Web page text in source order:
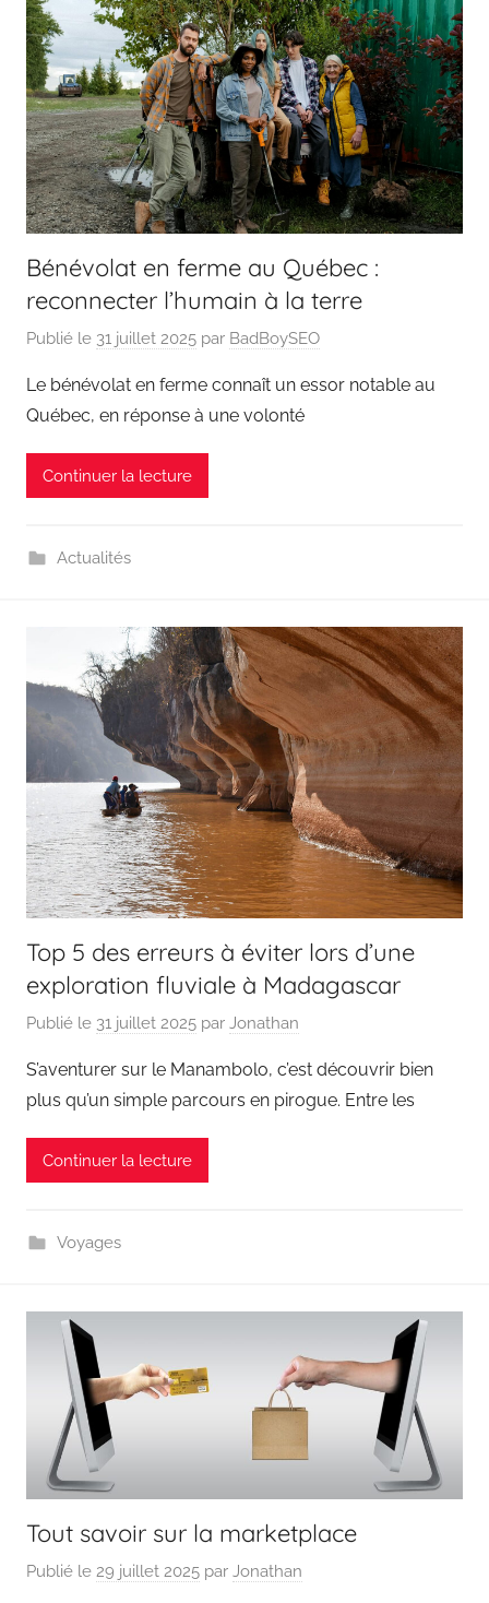
Bénévolat en ferme au Québec :
reconnecter l’humain à la terre
Publié le 31 juillet 2025 par BadBoySEO
Le bénévolat en ferme connaît un essor notable au
Québec, en réponse à une volonté
Continuer la lecture
Actualités
Top 5 des erreurs à éviter lors d’une
exploration fluviale à Madagascar
Publié le 31 juillet 2025 par Jonathan
S’aventurer sur le Manambolo, c’est découvrir bien
plus qu’un simple parcours en pirogue. Entre les
Continuer la lecture
Voyages
Tout savoir sur la marketplace
Publié le 29 juillet 2025 par Jonathan